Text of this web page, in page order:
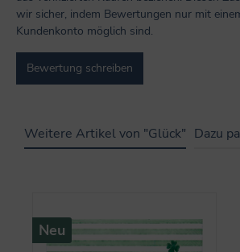
wir sicher, indem Bewertungen nur mit
Kundenkonto möglich sind.
Bewertung schreiben
Weitere Artikel von "Glück" Dazu
Neu